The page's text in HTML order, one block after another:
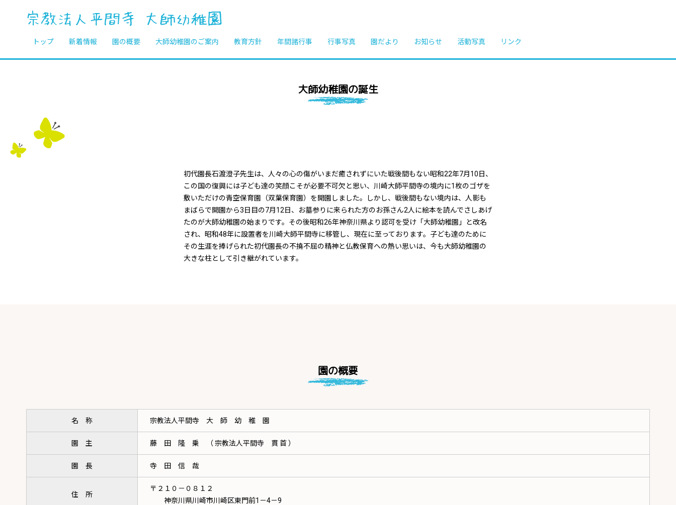
トップ 新着情報 園の概要 大師幼稚園のご案内 教育方針 年間諸行事 行事写真 園だより お知らせ 活動写真 リンク
大師幼稚園の誕生
初代園長石渡澄子先生は、人々の心の傷がいまだ癒されずにいた戦後間もない昭和22年7月10日、
この国の復興には子ども達の笑顔こそが必要不可欠と思い、川崎大師平間寺の境内に1枚のゴザを
敷いただけの青空保育園（双葉保育園）を開園しました。しかし、戦後間もない境内は、人影も
まばらで開園から3日目の7月12日、お墓参りに来られた方のお孫さん2人に絵本を読んでさしあげ
たのが大師幼稚園の始まりです。その後昭和26年神奈川県より認可を受け「大師幼稚園」と改名
され、昭和48年に設置者を川崎大師平間寺に移管し、現在に至っております。子ども達のために
その生涯を捧げられた初代園長の不撓不屈の精神と仏教保育への熱い思いは、今も大師幼稚園の
大きな柱として引き継がれています。
園の概要
名 称 宗教法人平間寺 大 師 幼 稚 園
園 主 藤 田 隆 乗 （ 宗教法人平間寺 貫 首 ）
園 長 寺 田 信 哉
住 所
〒２１０－０８１２
神奈川県川崎市川崎区東門前1－4－9